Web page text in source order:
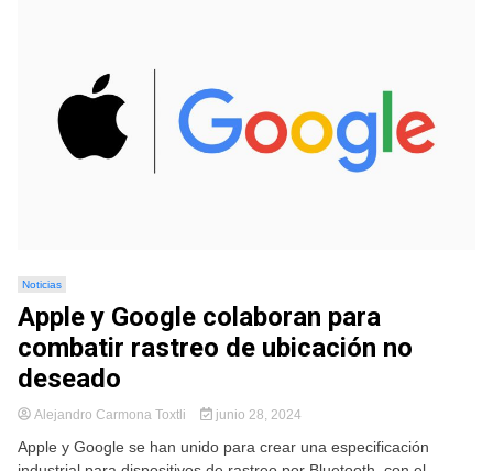
Noticias
Apple y Google colaboran para
combatir rastreo de ubicación no
deseado
Alejandro Carmona Toxtli junio 28, 2024
Apple y Google se han unido para crear una especificación